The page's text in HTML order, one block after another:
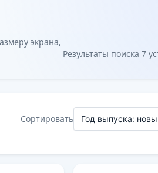
экрана,
Результаты поиска 7
Сортировать